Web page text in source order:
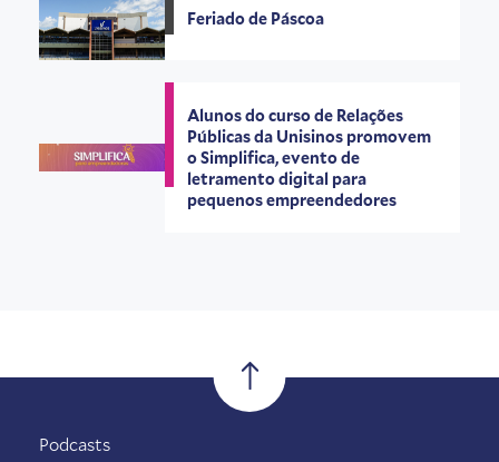
Feriado de Páscoa
Alunos do curso de Relações
Públicas da Unisinos promovem
o Simplifica, evento de
letramento digital para
pequenos empreendedores
Podcasts